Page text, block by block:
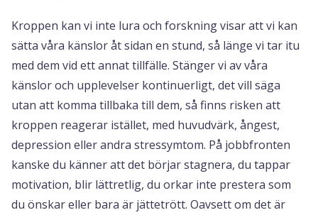
Kroppen kan vi inte lura och forskning visar att vi kan
sätta våra känslor åt sidan en stund, så länge vi tar itu
med dem vid ett annat tillfälle. Stänger vi av våra
känslor och upplevelser kontinuerligt, det vill säga
utan att komma tillbaka till dem, så finns risken att
kroppen reagerar istället, med huvudvärk, ångest,
depression eller andra stressymtom. På jobbfronten
kanske du känner att det börjar stagnera, du tappar
motivation, blir lättretlig, du orkar inte prestera som
du önskar eller bara är jättetrött. Oavsett om det är